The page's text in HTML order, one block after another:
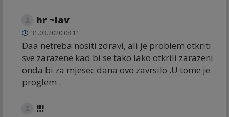
hr ~lav
31.03.2020 08:11
Daa netreba nositi zdravi, ali je problem otkriti
sve zarazene kad bi se tako lako otkrili zarazeni
onda bi za mjesec dana ovo zavrsilo .U tome je
proglem .
!!!